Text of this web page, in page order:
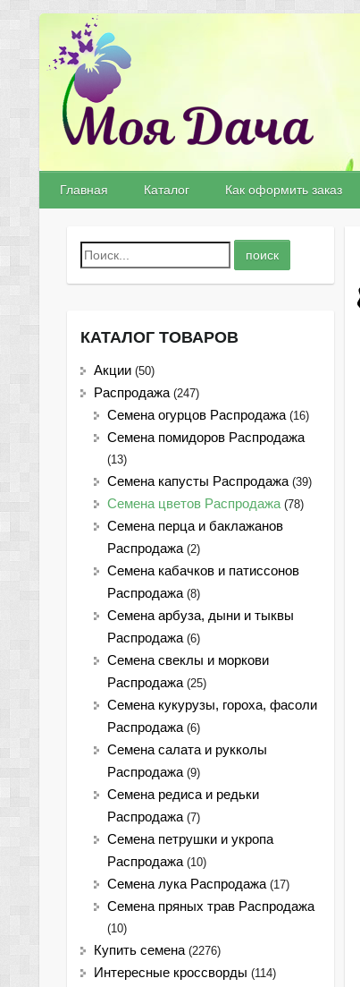
Главная Каталог Как оформить заказ
КАТАЛОГ ТОВАРОВ
Акции (50)
Распродажа (247)
Семена огурцов Распродажа (16)
Семена помидоров Распродажа
(13)
Семена капусты Распродажа (39)
Семена цветов Распродажа (78)
Семена перца и баклажанов
Распродажа (2)
Семена кабачков и патиссонов
Распродажа (8)
Семена арбуза, дыни и тыквы
Распродажа (6)
Семена свеклы и моркови
Распродажа (25)
Семена кукурузы, гороха, фасоли
Распродажа (6)
Семена салата и рукколы
Распродажа (9)
Семена редиса и редьки
Распродажа (7)
Семена петрушки и укропа
Распродажа (10)
Семена лука Распродажа (17)
Семена пряных трав Распродажа
(10)
Купить семена (2276)
Интересные кроссворды (114)